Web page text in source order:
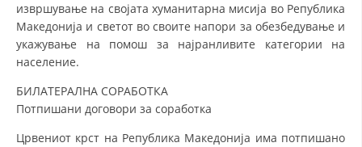
КРВОДАРИТЕЛСТВО
ИНФОРМАЦИИ ЗА БОЛЕСТИ
ЗА НАС
извршување на својата хуманитарна мисија во Република
Македонија и светот во своите напори за обезбедување и
укажување на помош за најранливите категории на
население.
БИЛАТЕРАЛНА СОРАБОТКА
Потпишани договори за соработка
Црвениот крст на Република Македонија има потпишано